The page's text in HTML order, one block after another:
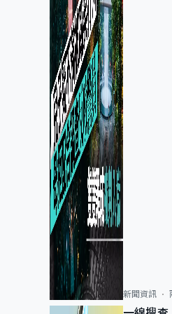
新聞資訊